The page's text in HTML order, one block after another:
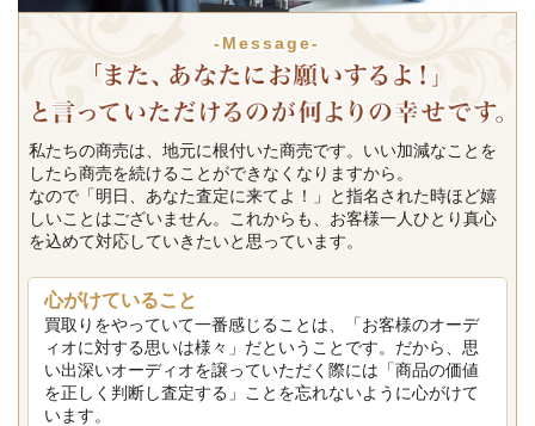
-Message-
私たちの商売は、地元に根付いた商売です。いい加減なことを
したら商売を続けることができなくなりますから。
なので「明日、あなた査定に来てよ！」と指名された時ほど嬉
しいことはございません。これからも、お客様一人ひとり真心
を込めて対応していきたいと思っています。
心がけていること
買取りをやっていて一番感じることは、「お客様のオーデ
ィオに対する思いは様々」だということです。だから、思
い出深いオーディオを譲っていただく際には「商品の価値
を正しく判断し査定する」ことを忘れないように心がけて
います。